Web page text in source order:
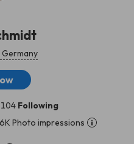
104 Following
Photo impressions